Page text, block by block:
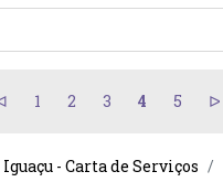
1 2 3 4 5
- Carta de Serviços